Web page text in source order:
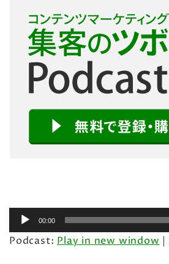
声
プ
00:00
Podcast: Play in new window |